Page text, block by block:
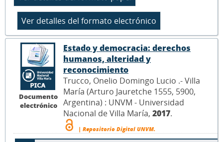
Documento
electrónico
Estado y democracia: derechos
humanos, alteridad y
reconocimiento
Trucco, Onelio Domingo Lucio .- Villa
María (Arturo Jauretche 1555, 5900,
Argentina) : UNVM - Universidad
Nacional de Villa María, 2017.
| Repositorio Digital UNVM.